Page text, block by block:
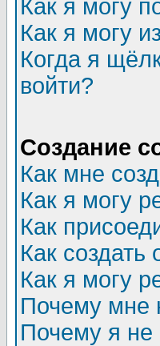
Как я могу
Как я могу
Когда я
войти?
Создание
Как мне
Как я могу
Как
Как создать
Как я могу
Почему мне
Почему я не